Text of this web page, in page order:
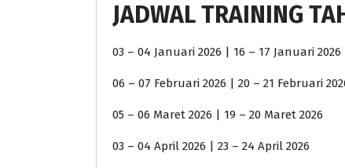
JADWAL TRAINING
03 – 04 Januari 2026 | 16 – 17 Januari 2026
06 – 07 Februari 2026 | 20 – 21 Februari
05 – 06 Maret 2026 | 19 – 20 Maret 2026
03 – 04 April 2026 | 23 – 24 April 2026